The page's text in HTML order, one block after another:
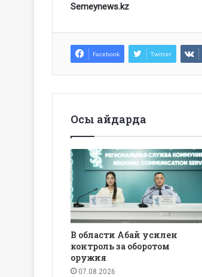
Semeynews.kz
Facebook Twitter
Осы айдарда
В области Абай усилен
контроль за оборотом
оружия
07.08.2026